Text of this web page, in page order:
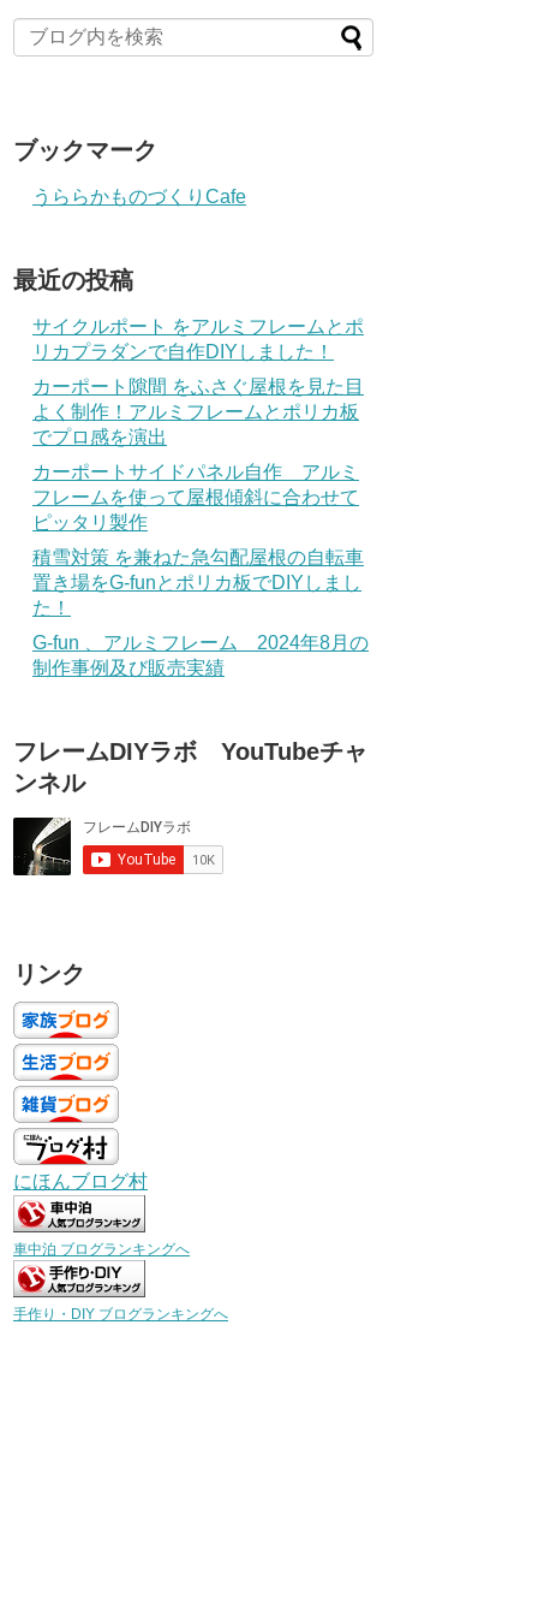
ブックマーク
うららかものづくりCafe
最近の投稿
サイクルポート をアルミフレームとポ
リカプラダンで自作DIYしました！
カーポート隙間 をふさぐ屋根を見た目
よく制作！アルミフレームとポリカ板
でプロ感を演出
カーポートサイドパネル自作 アルミ
フレームを使って屋根傾斜に合わせて
ピッタリ製作
積雪対策 を兼ねた急勾配屋根の自転車
置き場をG-funとポリカ板でDIYしまし
た！
G-fun 、アルミフレーム 2024年8月の
制作事例及び販売実績
フレームDIYラボ YouTubeチャ
ンネル
リンク
にほんブログ村
車中泊 ブログランキングへ
手作り・DIY ブログランキングへ